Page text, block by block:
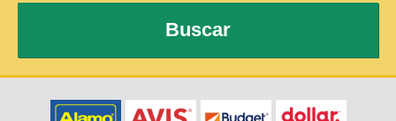
Buscar